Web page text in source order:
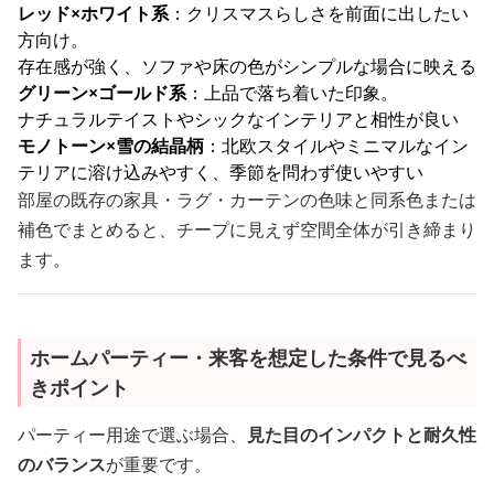
レッド×ホワイト系：クリスマスらしさを前面に出したい
方向け。
存在感が強く、ソファや床の色がシンプルな場合に映える
グリーン×ゴールド系：上品で落ち着いた印象。
ナチュラルテイストやシックなインテリアと相性が良い
モノトーン×雪の結晶柄 ：北欧スタイルやミニマルなイン
テリアに溶け込みやすく、季節を問わず使いやすい
部屋の既存の家具・ラグ・カーテンの色味と同系色または
補色でまとめると、チープに見えず空間全体が引き締まり
ます。
ホームパーティー・来客を想定した条件で見るべ
きポイント
パーティー用途で選ぶ場合、
見た目のインパクトと耐久性
のバランスが重要です。